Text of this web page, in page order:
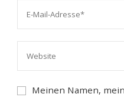
Meinen Namen,